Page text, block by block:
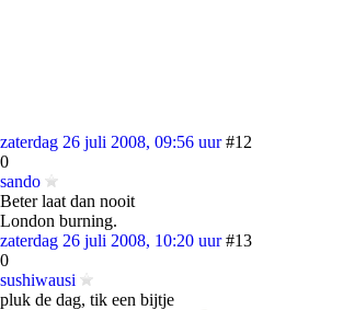
zaterdag 26 juli 2008, 09:56 uur #12
0
sando
Beter laat dan nooit
London burning.
zaterdag 26 juli 2008, 10:20 uur #13
0
sushiwausi
pluk de dag, tik een bijtje